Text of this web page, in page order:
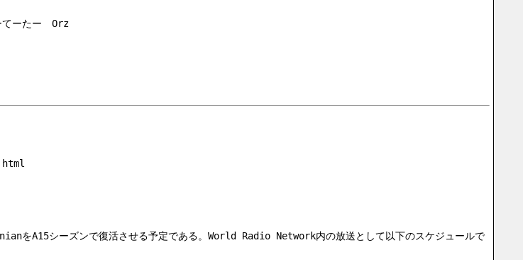
てーたー　Orz
A15シーズンで復活させる予定である。World Radio Network内の放送として以下のスケジュールで